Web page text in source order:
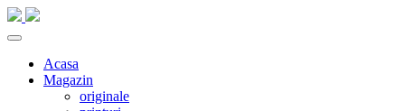
Acasa
Magazin
originale